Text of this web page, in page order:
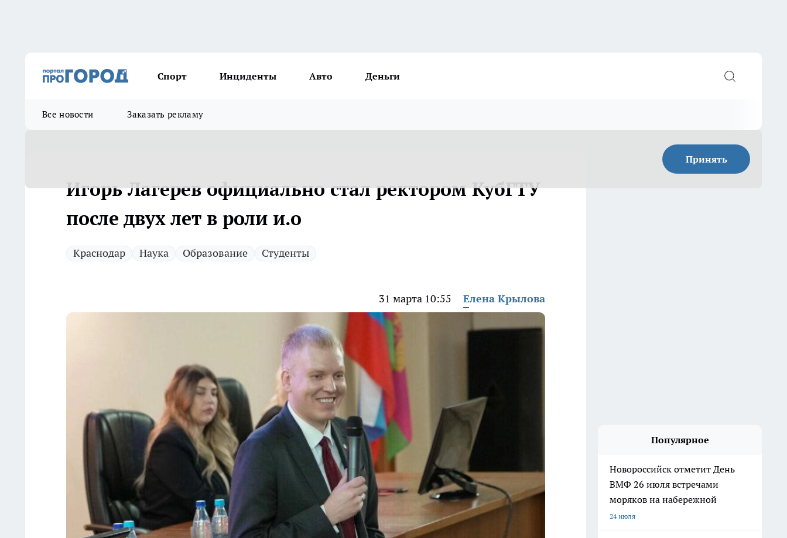
Спорт Инциденты Авто Деньги
Все новости Заказать рекламу
Принять
Игорь Лагерев официально стал ректором КубГТУ
после двух лет в роли и.о
Краснодар Наука Образование Студенты
31 марта 10:55 Елена Крылова
Популярное
Новороссийск отметит День
ВМФ 26 июля встречами
моряков на набережной
24 июля